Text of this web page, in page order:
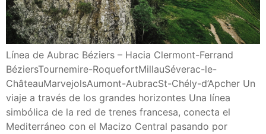
Línea de Aubrac Béziers – Hacia Clermont-Ferrand
BéziersTournemire-RoquefortMillauSéverac-le-
ChâteauMarvejolsAumont-AubracSt-Chély-d’Apcher Un
viaje a través de los grandes horizontes Una línea
simbólica de la red de trenes francesa, conecta el
Mediterráneo con el Macizo Central pasando por